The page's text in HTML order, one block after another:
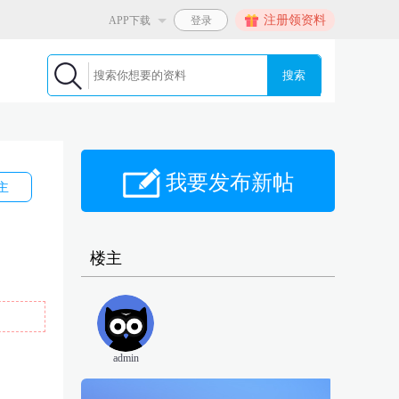
APP下载 注册领资料
搜索
我要发布新帖
楼主
admin